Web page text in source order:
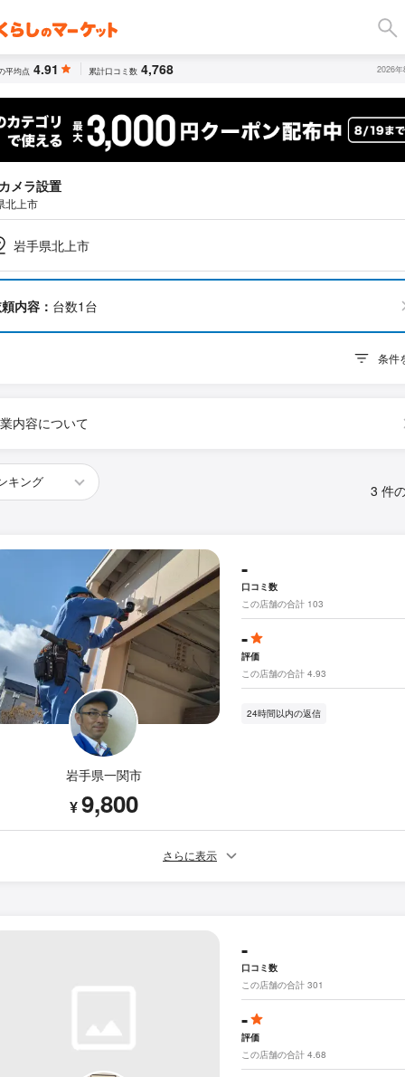
平均点 4.91 累計口コミ数 4,768 2026
メラ設置
北上市
岩手県北上市
内容： 台数1台
条件
内容について
3 件
岩手県一関市
¥9,800
-
口コミ数
この店舗の合計 103
-
評価
この店舗の合計 4.93
24時間以内の返信
さらに表示
-
口コミ数
この店舗の合計 301
-
評価
この店舗の合計 4.68